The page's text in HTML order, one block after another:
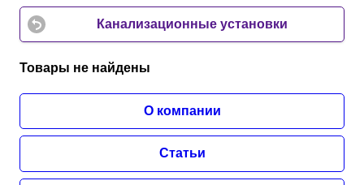
Канализационные установки
Товары не найдены
О компании
Статьи